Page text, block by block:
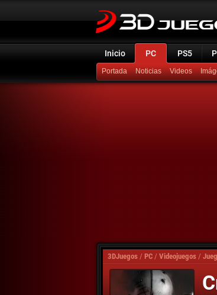
Inicio PC PS5
Portada Noticias Videos
3DJuegos / PC / Videojuegos /